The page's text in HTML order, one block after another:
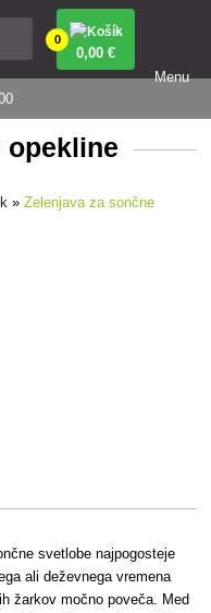
0
0,00 €
Menu
opekline
»Zelenjava za sončne
svetlobe najpogosteje
ali deževnega vremena
žarkov močno poveča. Med